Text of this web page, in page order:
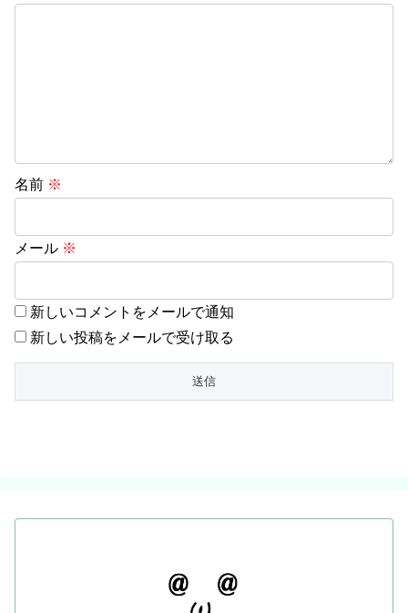
名前 ※
メール ※
新しいコメントをメールで通知
新しい投稿をメールで受け取る